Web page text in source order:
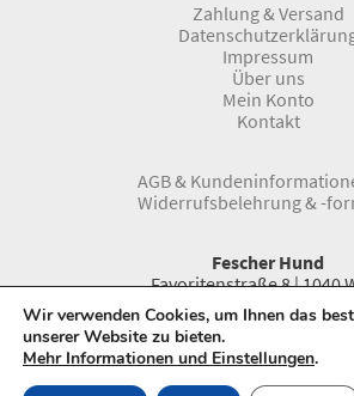
Zahlung & Versand
Impressum
Über uns
Mein Konto
Kontakt
AGB &
Widerrufsbelehrung & -
Fescher Hund
Favoritenstraße 8 | 1040
Telefon:
0043 1 966 33 66
www.fescherhund.at
E-Mail:
Wir verwenden Cookies, um Ihnen das
unserer Website zu bieten.
Mehr Informationen und Einstellungen.